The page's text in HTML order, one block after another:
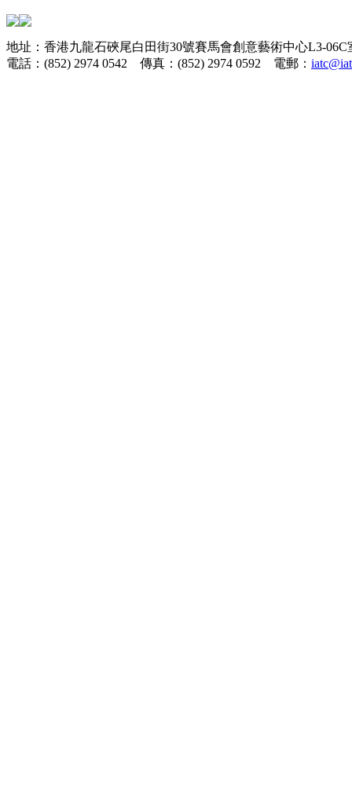
地址：香港九龍石硤尾白田街30號賽馬會創意藝術中心L3-06C
電話：(852) 2974 0542 傳真：(852) 2974 0592 電郵：